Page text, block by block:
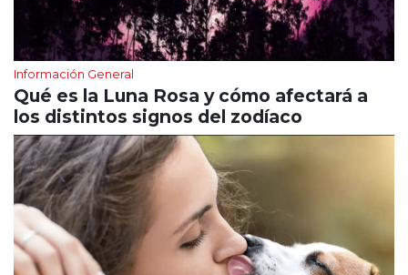
Información General
Qué es la Luna Rosa y cómo afectará a
los distintos signos del zodíaco